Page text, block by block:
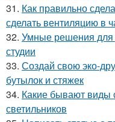
31. Как правильно
сделать вентиляцию в
32. Умные решения для
студии
33. Создай свою эко-
бутылок и стяжек
34. Какие бывают виды
светильников